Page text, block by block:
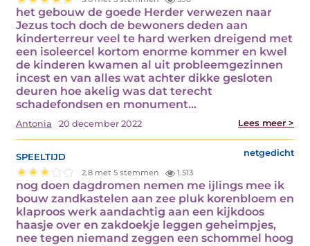
het gebouw de goede Herder verwezen naar
Jezus toch doch de bewoners deden aan
kinderterreur veel te hard werken dreigend met
een isoleercel kortom enorme kommer en kwel
de kinderen kwamen al uit probleemgezinnen
incest en van alles wat achter dikke gesloten
deuren hoe akelig was dat terecht
schadefondsen en monument…
Antonia 20 december 2022 Lees meer >
speeltijd netgedicht
2.8 met 5 stemmen 1.513
nog doen dagdromen nemen me ijlings mee ik
bouw zandkastelen aan zee pluk korenbloem en
klaproos werk aandachtig aan een kijkdoos
haasje over en zakdoekje leggen geheimpjes,
nee tegen niemand zeggen een schommel hoog